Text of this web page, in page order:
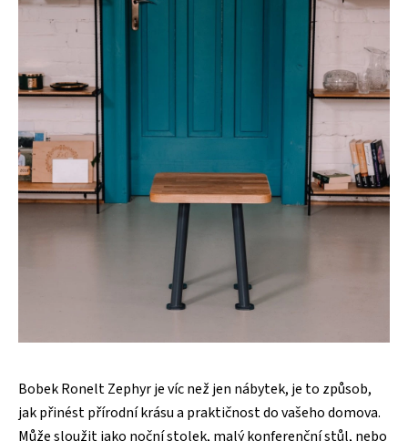
Bobek Ronelt Zephyr je víc než jen nábytek, je to způsob,
jak přinést přírodní krásu a praktičnost do vašeho domova.
Může sloužit jako noční stolek, malý konferenční stůl, nebo